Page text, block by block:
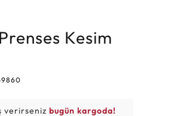
Kesim
verirsenizbugün kargoda!